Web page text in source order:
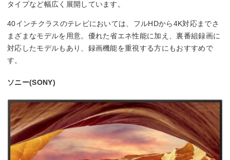
タイプなど幅広く展開しています。
40インチクラスのテレビにおいては、フルHDから4K対応までさ
まざまなモデルを用意。優れた省エネ性能に加え、裏番組録画に
対応したモデルもあり、録画機能を重視する方にもおすすめで
す。
ソニー(SONY)